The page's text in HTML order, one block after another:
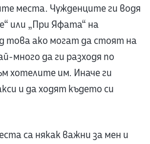
места. Чужденците ги водя
или „При Яфата“ на
това ако могат да стоят на
много да ги разходя по
хотелите им. Иначе ги
и да ходят където си
са някак важни за мен и